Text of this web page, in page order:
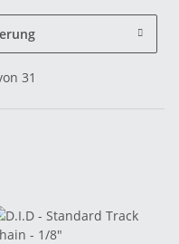
31